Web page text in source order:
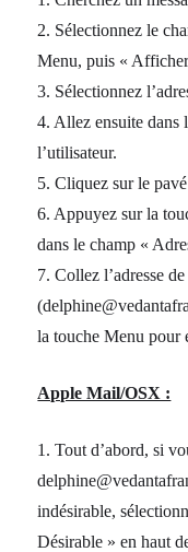
2. Sélectionnez le
Menu, puis « Afficher
3. Sélectionnez
4. Allez ensuite dans
l’utilisateur.
5. Cliquez sur le
6. Appuyez sur la
dans le champ «
7. Collez l’adresse
la touche Menu pour
Apple Mail/OSX :
1. Tout d’abord, si
indésirable,
Désirable » en haut